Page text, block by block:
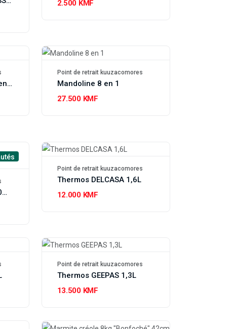
2.500 KMF
Mandoline ajustable 4 en 1
Point de retrait kuuzacomores
Mandoline 8 en 1
27.500 KMF
Bouteille isotherme 350ML ROYALFORD
Point de retrait kuuzacomores
Thermos DELCASA 1,6L
12.000 KMF
Point de retrait kuuzacomores
Thermos GEEPAS 1,3L
13.500 KMF